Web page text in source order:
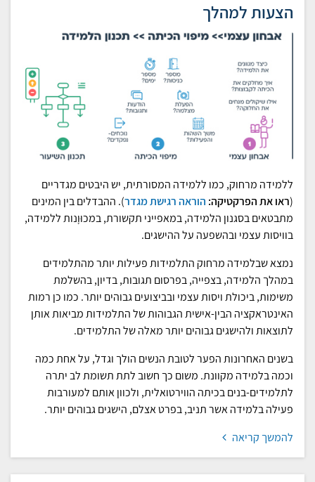
הצעות למהלך
ללמידה מרחוק, כמו ללמידה המסורתית, יש היבטים מגדריים
(ראו את הפרקטיקה: הוראה רגישת מגדר). ההבדלים בין המינים
מתבטאים בסגנון הלמידה, במאפייני תקשורת, במכוּוָנות ללמידה,
בוויסות עצמי ובהשפעה על ההישגים.
נמצא שבלמידה מרחוק התלמידות פעילות יותר מהתלמידים
במהלך הלמידה, בצפייה, בפרסום תגובות, בדיון, בהשלמת
משימות, ביכולת ויסות עצמי ובביצועים גבוהים יותר. כמו כן רמות
האינטראקציה הבין-אישית הגבוהות של התלמידות מביאות אותן
לתוצאות ולהישגים גבוהים יותר מאלה של התלמידים.
בשנים האחרונות הפער לטובת הנשים הולך וגדל, על אחת כמה
וכמה בלמידה מקוונת. משום כך חשוב לתת תשומת לב יתרה
לתלמידים-בנים בכיתה הווירטואלית, ולכוון אותם למעורבות
פעילה בלמידה אשר תניב, בפרט אצלם, הישגים גבוהים יותר.
להמשך קריאה